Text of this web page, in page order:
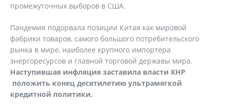
промежуточных выборов в США.
Пандемия подорвала позиции Китая как мировой
фабрики товаров, самого большого потребительского
рынка в мире, наиболее крупного импортера
энергоресурсов и главной торговой державы мира.
Наступившая инфляция заставила власти КНР
положить конец десятилетию ультрамягкой
кредитной политики.